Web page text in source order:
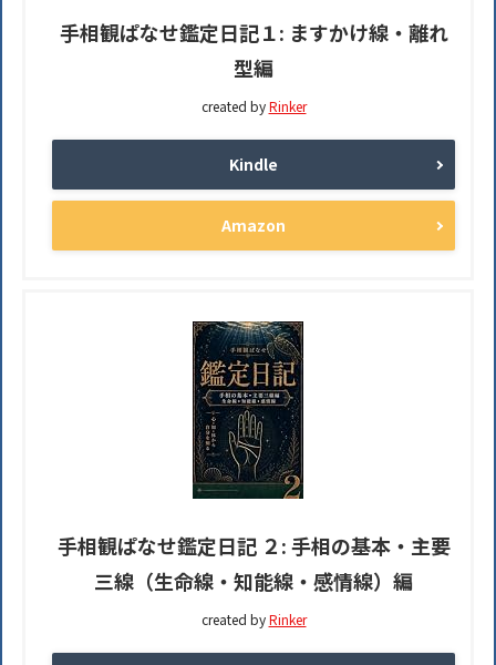
手相観ぱなせ鑑定日記１: ますかけ線・離れ
型編
created byRinker
Kindle
Amazon
手相観ぱなせ鑑定日記 ２: 手相の基本・主要
三線（生命線・知能線・感情線）編
created byRinker